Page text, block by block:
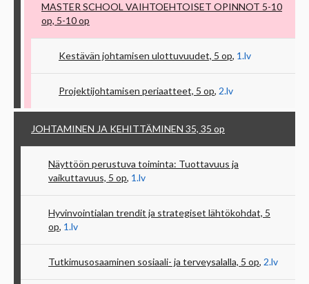
MASTER SCHOOL VAIHTOEHTOISET OPINNOT 5-10
op, 5-10op
Kestävän johtamisen ulottuvuudet, 5 op, 1.lv
Projektijohtamisen periaatteet, 5 op, 2.lv
JOHTAMINEN JA KEHITTÄMINEN 35, 35 op
Näyttöön perustuva toiminta: Tuottavuus ja
vaikuttavuus, 5 op, 1.lv
Hyvinvointialan trendit ja strategiset lähtökohdat, 5
op, 1.lv
Tutkimusosaaminen sosiaali- ja terveysalalla, 5 op, 2.lv